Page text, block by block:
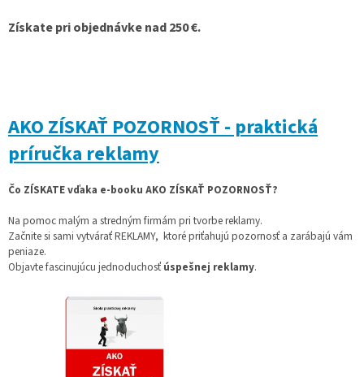
Získate pri objednávke nad 250 €.
AKO ZÍSKAŤ POZORNOSŤ - praktická
príručka reklamy
Čo ZÍSKATE vďaka e-booku AKO ZÍSKAŤ POZORNOSŤ?
Na pomoc malým a stredným firmám pri tvorbe reklamy.
Začnite si sami vytvárať REKLAMY, ktoré priťahujú pozornosť a zarábajú vám
peniaze.
Objavte fascinujúcu jednoduchosť úspešnej reklamy.